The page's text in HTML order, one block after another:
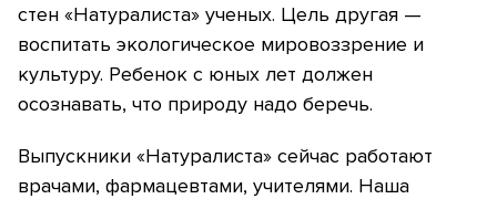
стен «Натуралиста» ученых. Цель другая —
воспитать экологическое мировоззрение и
культуру. Ребенок с юных лет должен
осознавать, что природу надо беречь.
Выпускники «Натуралиста» сейчас работают
врачами, фармацевтами, учителями. Наша